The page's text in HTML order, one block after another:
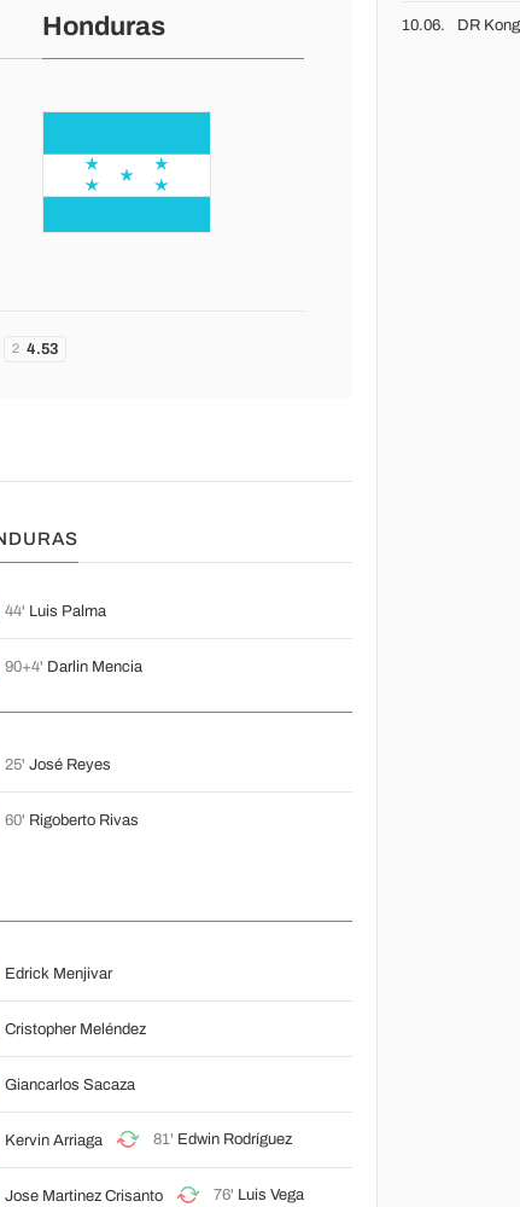
Honduras
2 4.53
44' Luis Palma
90+4' Darlin Mencia
25' José Reyes
60' Rigoberto Rivas
Edrick Menjivar
Cristopher Meléndez
Giancarlos Sacaza
Kervin Arriaga 81' Edwin Rodríguez
Jose Martinez Crisanto 76' Luis Vega
10.06. DR